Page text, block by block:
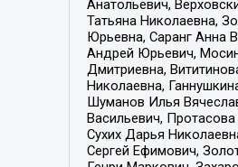
Анатольевич,
Татьяна Николаевна,
Юрьевна, Саранг Анна
Андрей Юрьевич,
Дмитриевна,
Николаевна,
Шуманов Илья
Васильевич,
Сухих Дарья
Сергей Ефимович,